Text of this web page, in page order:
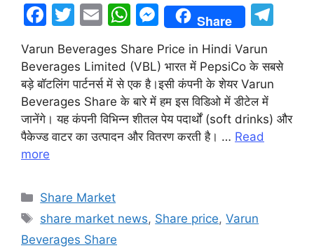
F
a
c
e
b
o
o
T
itt
er
E
ai
l
W
at
s
A
p
p
M
e
s
s
e
n
g
Share
e
m
Varun Beverages Share Price in Hindi Varun
Beverages Limited (VBL) भारत में PepsiCo के सबसे
बड़े बॉटलिंग पार्टनर्स में से एक है।इसी कंपनी के शेयर Varun
Beverages Share के बारे में हम इस विडिओ में डीटेल में
जानेंगे। यह कंपनी विभिन्न शीतल पेय पदार्थों (soft drinks) और
पैकेज्ड वाटर का उत्पादन और वितरण करती है। … Read
more
Categories
Share Market
Tags
share market news, Share price,Varun
Beverages Share